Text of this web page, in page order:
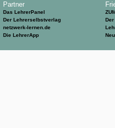
Partner
Das LehrerPanel
Der Lehrerselbstverlag
netzwerk-lernen.de
Die LehrerApp